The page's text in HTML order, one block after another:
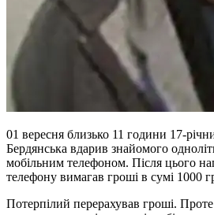
01 вересня близько 11 години 17-
Бердянська вдарив знайомого
мобільним телефоном. Після цього
телефону вимагав гроші в сумі 1000
Потерпілий перерахував гроші. Проте